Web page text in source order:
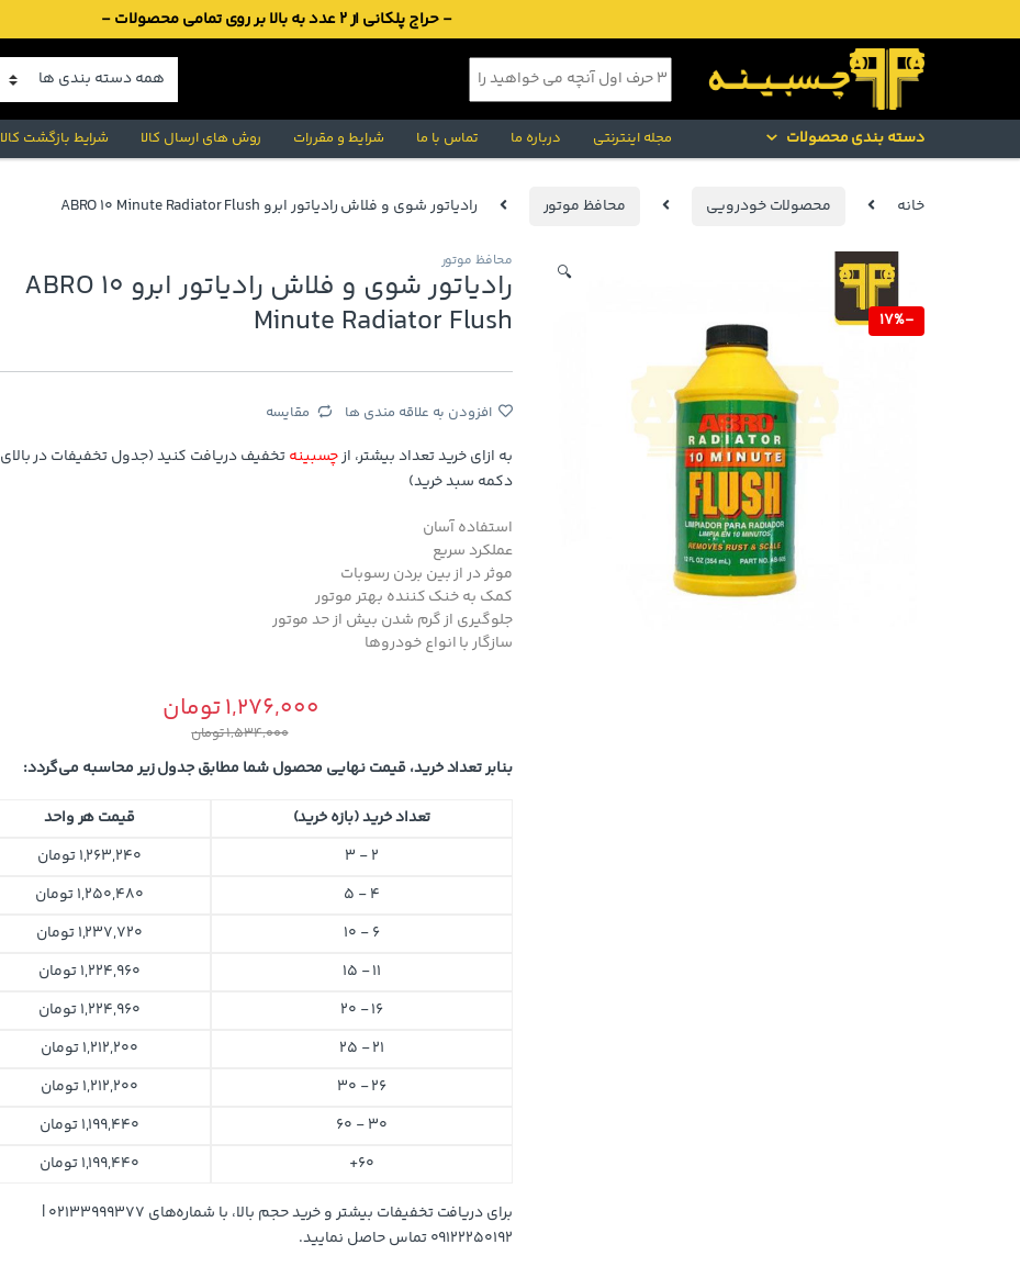
- حراج پلکانی از 2 عدد به بالا بر روی تمامی محصولات -
Skip to navigation
Skip to content
جستجو برای:
دسته بندی محصولات مجله اینترنتی درباره ما تماس با ما شرایط و مقررات روش های ارسال کالا شرایط بازگشت کالا
خانه محصولات خودرویی محافظ موتور رادیاتور شوی و فلاش رادیاتور ابرو ABRO 10 Minute Radiator Flush
-
17%
🔍
محافظ موتور
رادیاتور شوی و فلاش رادیاتور ابرو ABRO 10
Minute Radiator Flush
افزودن به علاقه مندی ها مقایسه
به ازای خرید تعداد بیشتر، ازچسبینهتخفیف دریافت کنید (جدول تخفیفات در بالای
دکمه سبد خرید)
استفاده آسان
عملکرد سریع
موثر در از بین بردن رسوبات
کمک به خنک کننده بهتر موتور
جلوگیری از گرم شدن بیش از حد موتور
سازگار با انواع خودروها
1,276,000تومان
1,534,000تومان
بنابر تعداد خرید، قیمت نهایی محصول شما مطابق جدول زیر محاسبه می‌گردد:
تعداد خرید (بازه خرید)
قیمت هر واحد
2 - 3
1,263,240تومان
4 - 5
1,250,480تومان
6 - 10
1,237,720تومان
11 - 15
1,224,960تومان
16 - 20
1,224,960تومان
21 - 25
1,212,200تومان
26 - 30
1,212,200تومان
30 - 60
1,199,440تومان
60+
1,199,440تومان
برای دریافت تخفیفات بیشتر و خرید حجم بالا، با شماره‌های ۰۲۱۳۳۹۹۹۳۷۷ |
۰۹۱۲۲۲۵۰۱۹۲ تماس حاصل نمایید.